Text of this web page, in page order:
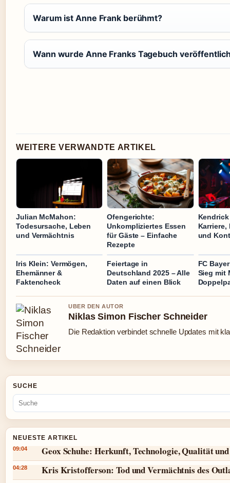
Warum ist Anne Frank berühmt?
Wann wurde Anne Franks Tagebuch
WEITERE VERWANDTE ARTIKEL
Julian McMahon:
Todesursache, Leben
und Vermächtnis
Ofengerichte:
Unkompliziertes Essen
für Gäste – Einfache
Rezepte
Karriere,
und
Iris Klein: Vermögen,
Ehemänner &
Faktencheck
Feiertage in
Deutschland 2025 – Alle
Daten auf einen Blick
FC
Sieg mit
UBER DEN AUTOR
Niklas Simon Fischer Schneider
Die Redaktion verbindet schnelle Updates mit
SUCHE
NEUESTE ARTIKEL
09:04 Geox Schuhe: Herkunft, Technologie, Qualität
04:28 Kris Kristofferson: Tod und Vermächtnis des